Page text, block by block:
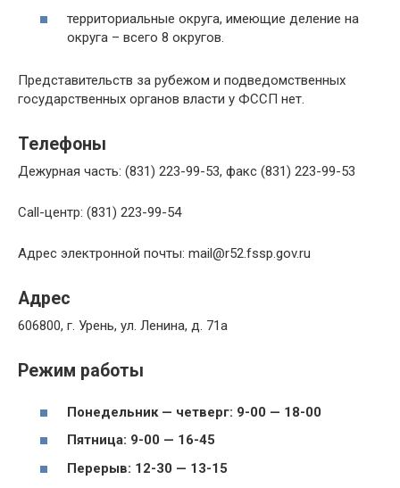
территориальные округа, имеющие деление на
округа – всего 8 округов.
Представительств за рубежом и подведомственных
государственных органов власти у ФССП нет.
Телефоны
Дежурная часть: (831) 223-99-53, факс (831) 223-99-53
Call-центр: (831) 223-99-54
Адрес электронной почты: mail@r52.fssp.gov.ru
Адрес
606800, г. Урень, ул. Ленина, д. 71а
Режим работы
Понедельник — четверг: 9-00 — 18-00
Пятница: 9-00 — 16-45
Перерыв: 12-30 — 13-15